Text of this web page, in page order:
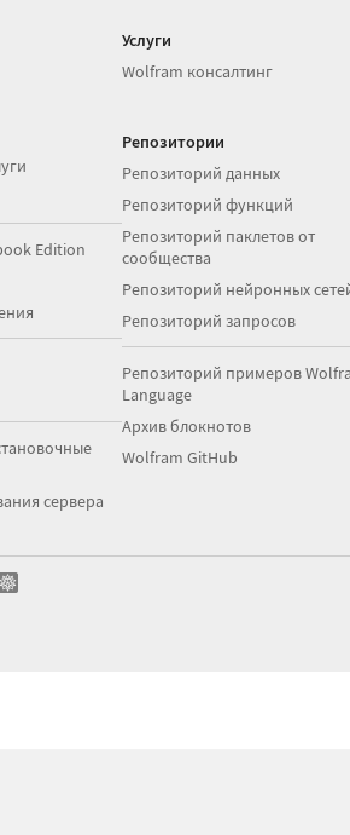
Edition
сервера
Услуги
Wolfram консалтинг
Репозитории
Репозиторий данных
Репозиторий функций
Репозиторий паклетов от
сообщества
Репозиторий нейронных
Репозиторий запросов
Репозиторий примеров
Language
Архив блокнотов
Wolfram GitHub